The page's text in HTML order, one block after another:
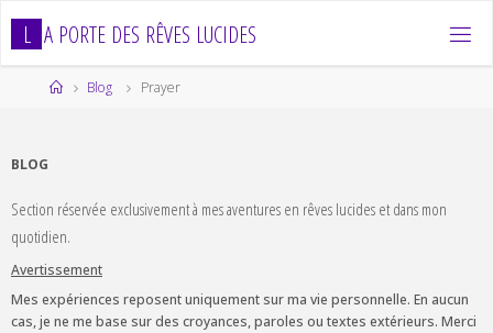
L A PORTE DES RÊVES LUCIDES
HomeBlog Prayer
BLOG
Section réservée exclusivement à mes aventures en rêves lucides et dans mon
quotidien.
Avertissement
Mes expériences reposent uniquement sur ma vie personnelle. En aucun
cas, je ne me base sur des croyances, paroles ou textes extérieurs. Merci